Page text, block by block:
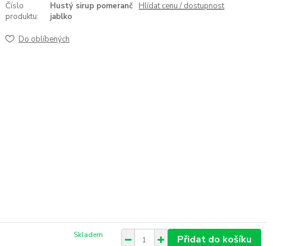
Číslo
produktu:
Hustý sirup pomeranč
jablko
Hlídat cenu / dostupnost
Do oblíbených
Skladem Přidat do košíku